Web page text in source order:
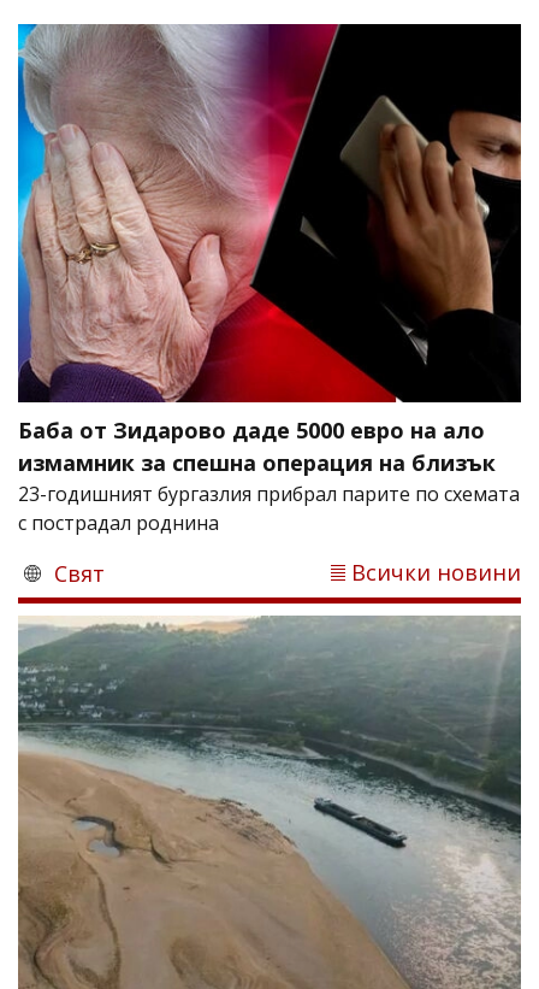
Баба от Зидарово даде 5000 евро на ало
измамник за спешна операция на близък
23-годишният бургазлия прибрал парите по схемата
с пострадал роднина
Свят Всички новини